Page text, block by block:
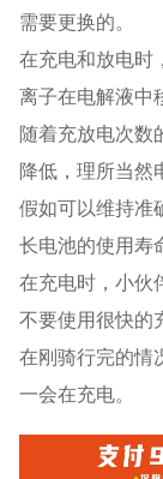
需要更换的。
在充电和放电时
离子在电解液中
随着充放电次数
降低，理所当然
假如可以维持准
长电池的使用寿
在充电时，小伙
不要使用很快的
在刚骑行完的情
一会在充电。